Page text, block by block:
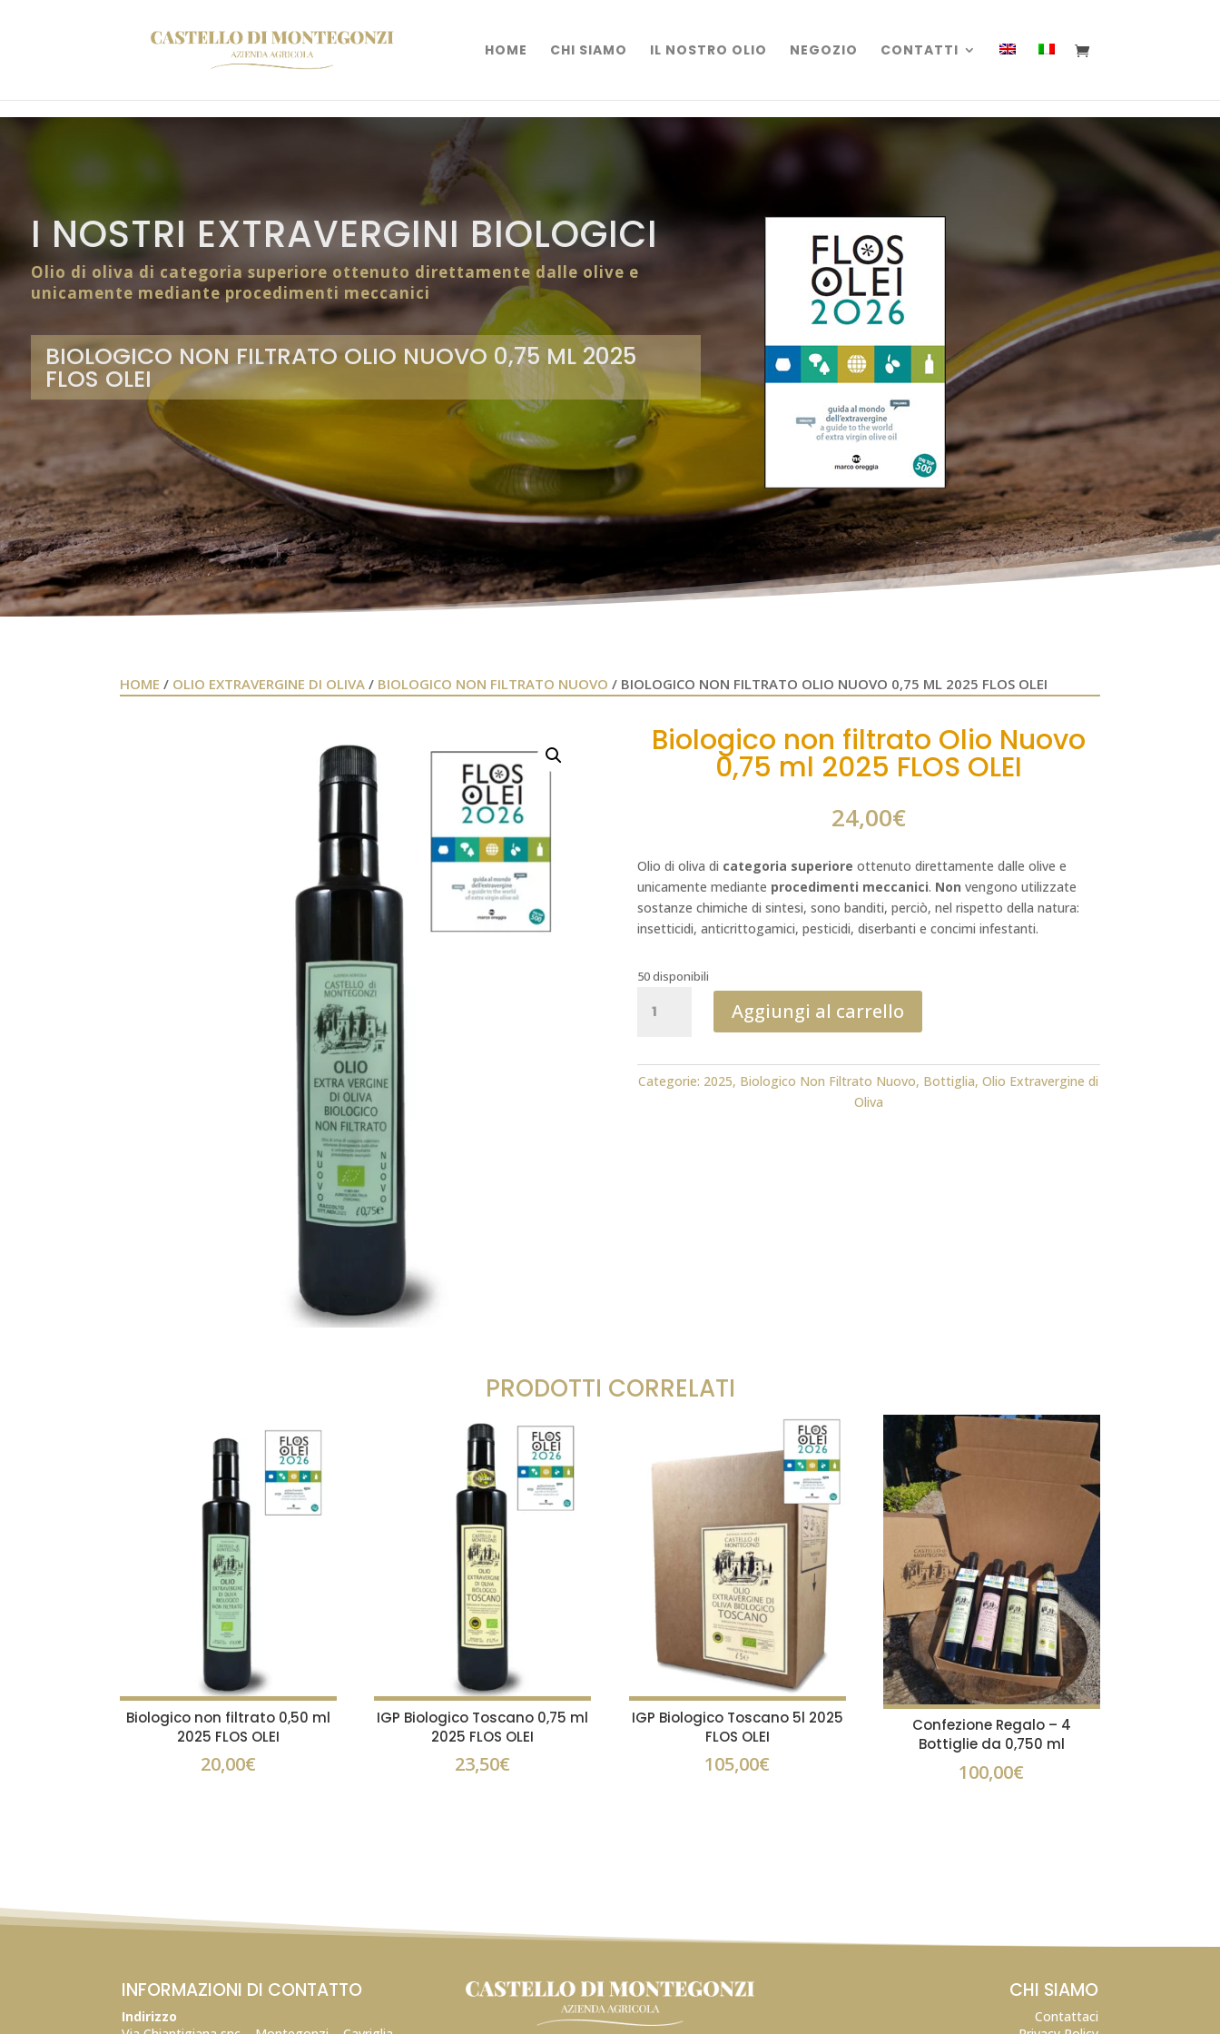
HOME CHI SIAMO IL NOSTRO OLIO NEGOZIO CONTATTI
I NOSTRI EXTRAVERGINI BIOLOGICI
Olio di oliva di categoria superiore ottenuto direttamente dalle olive e
unicamente mediante procedimenti meccanici
BIOLOGICO NON FILTRATO OLIO NUOVO 0,75 ML 2025
FLOS OLEI
HOME / OLIO EXTRAVERGINE DI OLIVA / BIOLOGICO NON FILTRATO NUOVO / BIOLOGICO NON FILTRATO OLIO NUOVO 0,75 ML 2025 FLOS OLEI
Biologico non filtrato Olio Nuovo
0,75 ml 2025 FLOS OLEI
24,00€
Olio di oliva di categoria superiore ottenuto direttamente dalle olive e
unicamente mediante procedimenti meccanici. Non vengono utilizzate
sostanze chimiche di sintesi, sono banditi, perciò, nel rispetto della natura:
insetticidi, anticrittogamici, pesticidi, diserbanti e concimi infestanti.
50 disponibili
non
Nuovo
Aggiungi al carrello
Categorie: 2025, Biologico Non Filtrato Nuovo, Bottiglia,Olio Extravergine di
Oliva
PRODOTTI CORRELATI
Biologico non filtrato 0,50 ml
2025 FLOS OLEI
20,00€
IGP Biologico Toscano 0,75 ml
2025 FLOS OLEI
23,50€
IGP Biologico Toscano 5l 2025
FLOS OLEI
105,00€
Confezione Regalo – 4
Bottiglie da 0,750 ml
100,00€
INFORMAZIONI DI CONTATTO
Indirizzo
CHI SIAMO
Contattaci